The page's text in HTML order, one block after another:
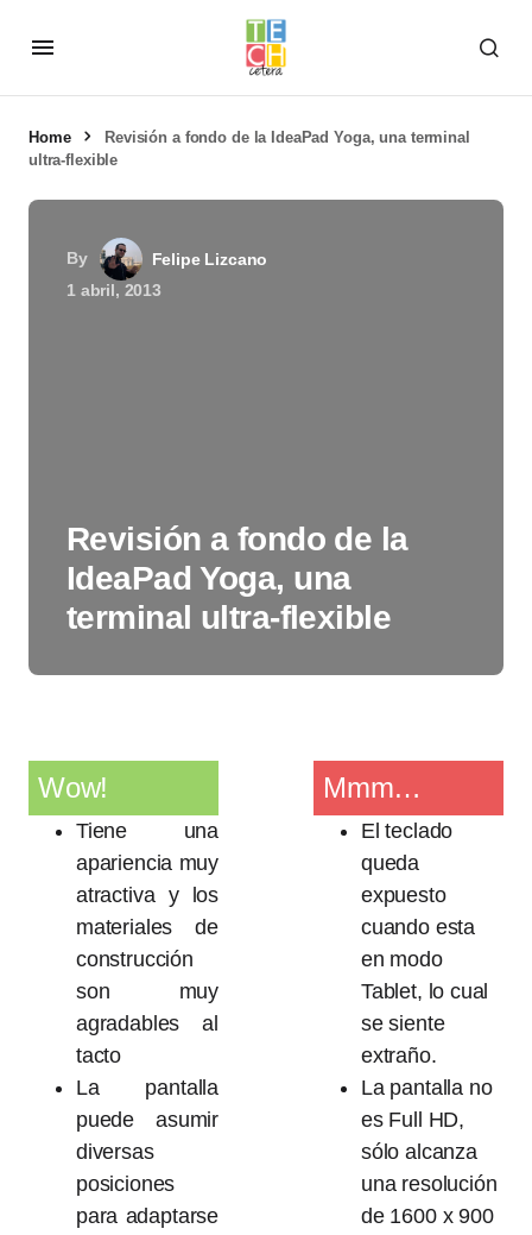
Home
Revisión a fondo de la IdeaPad Yoga, una terminal
ultra-flexible
By
Felipe Lizcano
1 abril, 2013
Revisión a fondo de la
IdeaPad Yoga, una
terminal ultra-flexible
Wow!
Tiene una
apariencia muy
atractiva y los
materiales de
construcción
son muy
agradables al
tacto
La pantalla
puede asumir
diversas
posiciones
para adaptarse
Mmm…
El teclado
queda
expuesto
cuando esta
en modo
Tablet, lo cual
se siente
extraño.
La pantalla no
es Full HD,
sólo alcanza
una resolución
de 1600 x 900